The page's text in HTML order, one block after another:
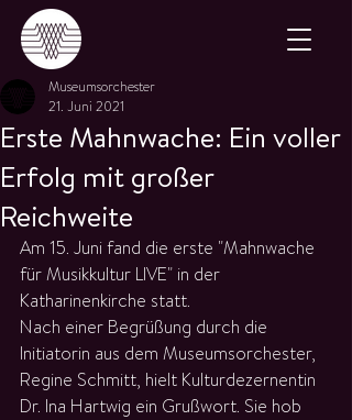
Erste Mahnwache: Ein voller
Erfolg mit großer
Reichweite
Museumsorchester
21. Juni 2021
Am 15. Juni fand die erste "Mahnwache
für Musikkultur LIVE" in der
Katharinenkirche statt.
Nach einer Begrüßung durch die
Initiatorin aus dem Museumsorchester,
Regine Schmitt, hielt Kulturdezernentin
Dr. Ina Hartwig ein Grußwort. Sie hob